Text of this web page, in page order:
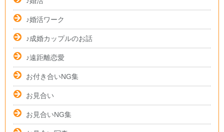
♪婚活ワーク
♪成婚カップルのお話
♪遠距離恋愛
お付き合いNG集
お見合い
お見合いNG集